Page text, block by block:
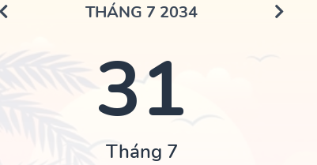
THÁNG 7 2034
31
Tháng 7